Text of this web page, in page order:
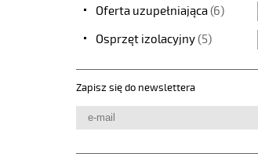
Oferta uzupełniająca(6)
Osprzęt izolacyjny(5)
Zapisz się do newslettera